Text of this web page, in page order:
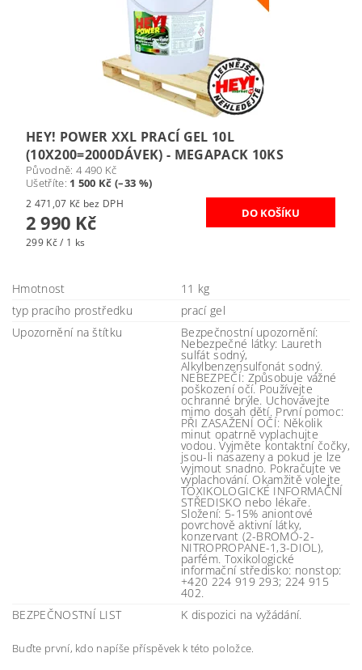
HEY! POWER XXL PRACÍ GEL 10L
(10X200=2000DÁVEK) - MEGAPACK 10KS
Původně: 4 490 Kč
Ušetříte: 1 500 Kč (–33 %)
2 471,07 Kč bez DPH
2 990 Kč
299 Kč / 1 ks
Hmotnost
11 kg
typ pracího prostředku
prací gel
Upozornění na štítku
Bezpečnostní upozornění:
Nebezpečné látky: Laureth
sulfát sodný,
Alkylbenzensulfonát sodný.
NEBEZPEČÍ: Způsobuje vážné
poškození očí. Používejte
ochranné brýle. Uchovávejte
mimo dosah dětí. První pomoc:
PŘI ZASAŽENÍ OČÍ: Několik
minut opatrně vyplachujte
vodou. Vyjměte kontaktní čočky,
jsou-li nasazeny a pokud je lze
vyjmout snadno. Pokračujte ve
vyplachování. Okamžitě volejte
TOXIKOLOGICKÉ INFORMAČNÍ
STŘEDISKO nebo lékaře.
Složení: 5-15% aniontové
povrchově aktivní látky,
konzervant (2-BROMO-2-
NITROPROPANE-1,3-DIOL),
parfém. Toxikologické
informační středisko: nonstop:
+420 224 919 293; 224 915
402.
BEZPEČNOSTNÍ LIST
K dispozici na vyžádání.
Buďte první, kdo napíše příspěvek k této položce.